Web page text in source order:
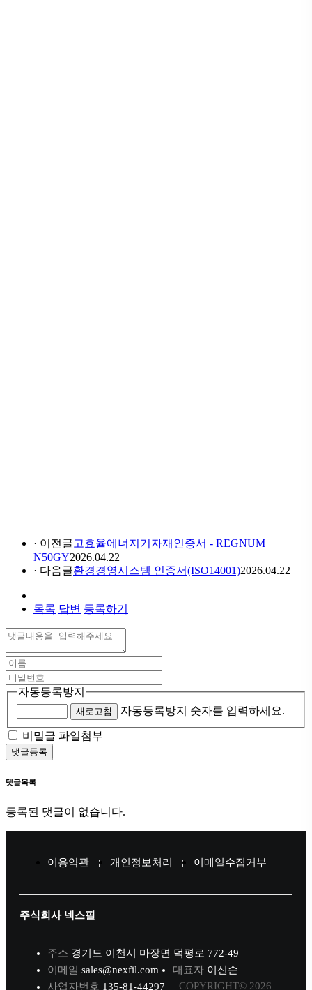
· 이전글고효율에너지기자재인증서 - REGNUM
N50GY2026.04.22
· 다음글환경경영시스템 인증서(ISO14001)2026.04.22
목록 답변 등록하기
자동등록방지
새로고침 자동등록방지 숫자를 입력하세요.
비밀글 파일첨부
댓글등록
댓글목록
등록된 댓글이 없습니다.
이용약관 개인정보처리 이메일수집거부
주식회사 넥스필
주소 경기도 이천시 마장면 덕평로 772-49
이메일 sales@nexfil.com 대표자 이신순
사업자번호 135-81-44297 COPYRIGHT© 2026